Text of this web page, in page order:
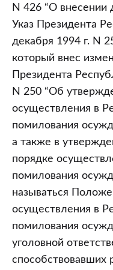
N 426 “О внесении
Указ Президента
декабря 1994 г. N
который внес
Президента
N 250 “Об
осуществления в
помилования
а также в
порядке
помилования
называться
осуществления в
помилования
уголовной
способствовавших